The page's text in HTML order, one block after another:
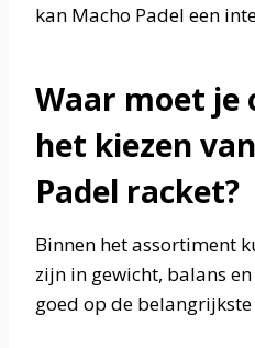
kan Macho Padel een
Waar moet je
het kiezen
Padel racket?
Binnen het assortiment
zijn in gewicht, balans
goed op de